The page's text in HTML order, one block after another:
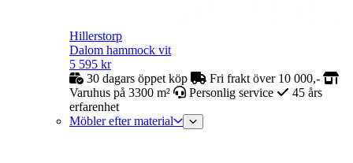
Hillerstorp
Dalom hammock vit
5 595 kr
30 dagars öppet köp
Fri frakt över 10 000,-
Varuhus på 3300 m²
Personlig service
45 års
erfarenhet
Möbler efter material